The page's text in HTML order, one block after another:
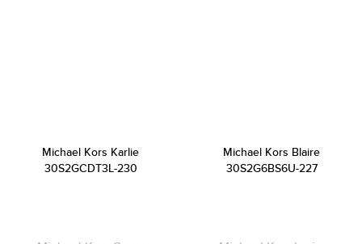
Michael Kors Karlie
30S2GCDT3L-230
Michael Kors Blaire
30S2G6BS6U-227